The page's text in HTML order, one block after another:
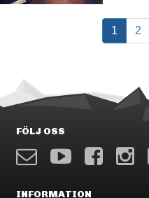
1 2
FÖLJ OSS
INFORMATION